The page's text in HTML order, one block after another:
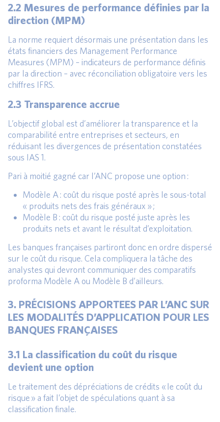
2.2 Mesures de performance définies par la
direction (MPM)
La norme requiert désormais une présentation dans les
états financiers des Management Performance
Measures (MPM) – indicateurs de performance définis
par la direction – avec réconciliation obligatoire vers les
chiffres IFRS.
2.3 Transparence accrue
L’objectif global est d’améliorer la transparence et la
comparabilité entre entreprises et secteurs, en
réduisant les divergences de présentation constatées
sous IAS 1.
Pari à moitié gagné car l’ANC propose une option :
Modèle A : coût du risque posté après le sous-total
« produits nets des frais généraux » ;
Modèle B : coût du risque posté juste après les
produits nets et avant le résultat d’exploitation.
Les banques françaises partiront donc en ordre dispersé
sur le coût du risque. Cela compliquera la tâche des
analystes qui devront communiquer des comparatifs
proforma Modèle A ou Modèle B d’ailleurs.
3. PRÉCISIONS APPORTEES PAR L’ANC SUR
LES MODALITÉS D’APPLICATION POUR LES
BANQUES FRANÇAISES
3.1 La classification du coût du risque
devient une option
Le traitement des dépréciations de crédits « le coût du
risque » a fait l’objet de spéculations quant à sa
classification finale.